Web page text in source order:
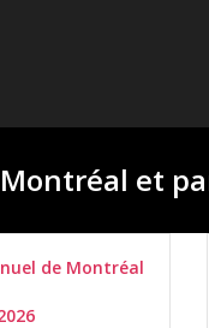
Montréal et
de Montréal